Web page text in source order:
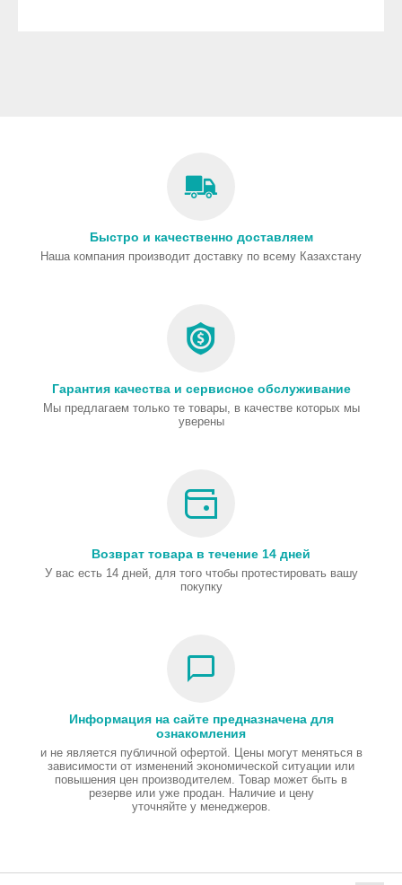
Быстро и качественно доставляем
Наша компания производит доставку по всему Казахстану
Гарантия качества и сервисное обслуживание
Мы предлагаем только те товары, в качестве которых мы
уверены
Возврат товара в течение 14 дней
У вас есть 14 дней, для того чтобы протестировать вашу
покупку
Информация на сайте предназначена для
ознакомления
и не является публичной офертой. Цены могут меняться в
зависимости от изменений экономической ситуации или
повышения цен производителем. Товар может быть в
резерве или уже продан. Наличие и цену
уточняйте у менеджеров.